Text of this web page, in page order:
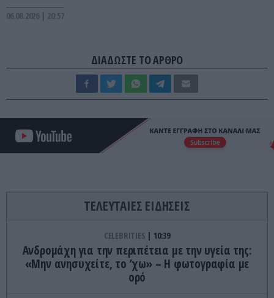
06.08.2026 | 20:57
ΔΙΑΔΩΣΤΕ ΤΟ ΑΡΘΡΟ
ΤΕΛΕΥΤΑΙΕΣ ΕΙΔΗΣΕΙΣ
CELEBRITIES 10:39
Ανδρομάχη για την περιπέτεια με την υγεία της:
«Μην ανησυχείτε, το ’χω» – H φωτογραφία με
ορό